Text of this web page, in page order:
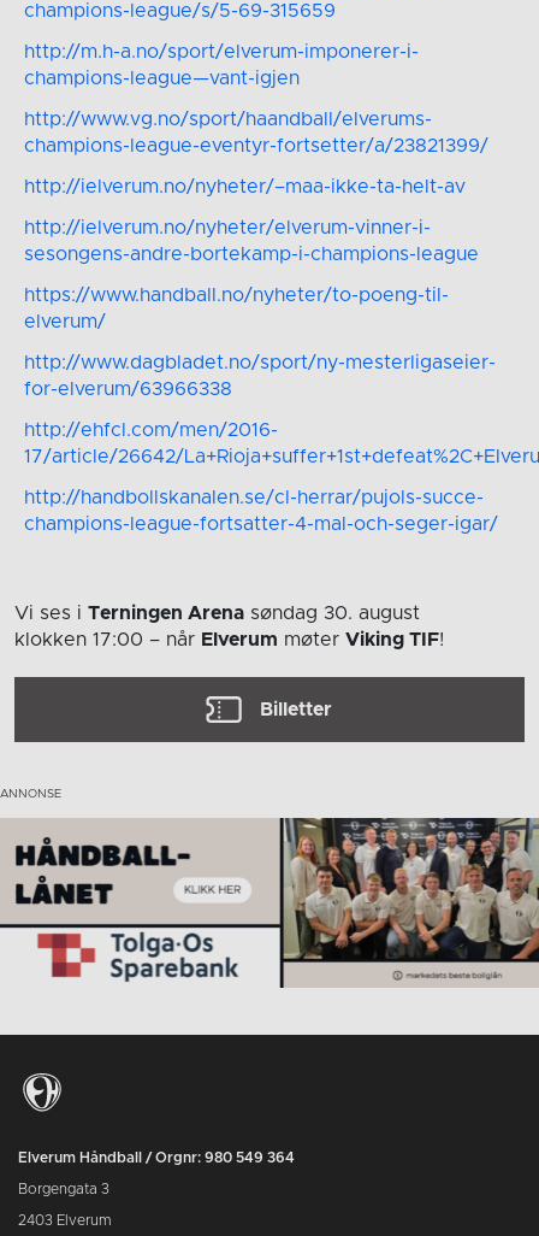
champions-league/s/5-69-315659
http://m.h-a.no/sport/elverum-imponerer-i-
champions-league—vant-igjen
http://www.vg.no/sport/haandball/elverums-
champions-league-eventyr-fortsetter/a/23821399/
http://ielverum.no/nyheter/–maa-ikke-ta-helt-av
http://ielverum.no/nyheter/elverum-vinner-i-
sesongens-andre-bortekamp-i-champions-league
https://www.handball.no/nyheter/to-poeng-til-
elverum/
http://www.dagbladet.no/sport/ny-mesterligaseier-
for-elverum/63966338
http://ehfcl.com/men/2016-
17/article/26642/
http://handbollskanalen.se/cl-herrar/pujols-succe-
champions-league-fortsatter-4-mal-och-seger-igar/
Vi ses i Terningen Arena søndag 30. august
klokken 17:00 – når Elverum møter Viking TIF!
Billetter
Elverum Håndball / Orgnr: 980 549 364
Borgengata 3
2403 Elverum